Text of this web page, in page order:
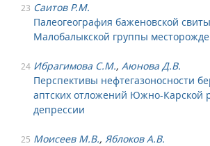
23 Саитов Р.М.
Палеогеография баженовской
Малобалыкской группы
24 Ибрагимова С.М., Аюнова Д.В.
Перспективы нефтегазоносности
аптских отложений Южно-Карской
депрессии
25 Моисеев М.В., Яблоков А.В.